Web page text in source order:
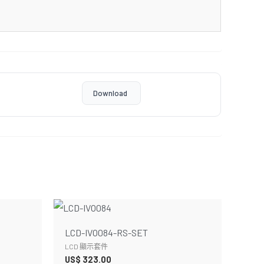
Download
LCD-IVO084-RS-SET
LCD 顯示套件
US$ 323.00